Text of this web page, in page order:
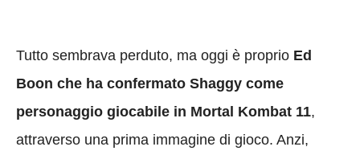
Tutto sembrava perduto, ma oggi è proprio Ed
Boon che ha confermato Shaggy come
personaggio giocabile in Mortal Kombat 11,
attraverso una prima immagine di gioco. Anzi,